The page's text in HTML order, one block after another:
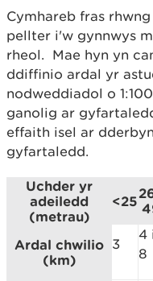
Cymhareb fras
pellter i'w gynnwys
rheol. Mae hyn yn
ddiffinio ardal yr
nodweddiadol o
ganolig ar
effaith isel ar
gyfartaledd.
Uchder yr
adeiledd
(metrau)
<25
Ardal chwilio
(km)
3
4 i
8